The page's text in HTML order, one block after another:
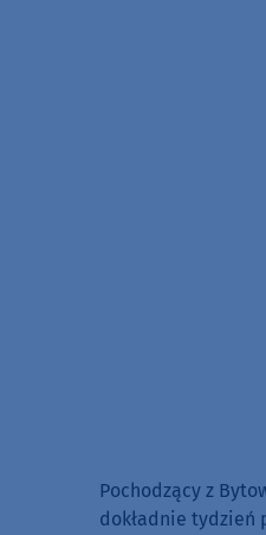
Pochodzący z
dokładnie tydzień